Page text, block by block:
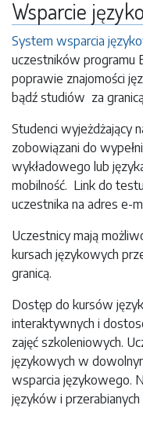
Wsparcie
System wsparcia
uczestników programu
poprawie znajomości
bądź studiów za
Studenci wyjeżdżający
zobowiązani do
wykładowego lub
mobilność. Link do
uczestnika na adres e-
Uczestnicy mają
kursach językowych
granicą.
Dostęp do kursów
interaktywnych i
zajęć szkoleniowych.
językowych w
wsparcia językowego.
języków i przerabianych